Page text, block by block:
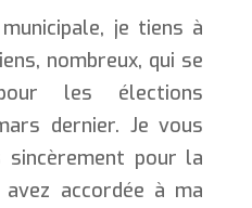
je tiens à
nombreux, qui se
les élections
dernier. Je vous
pour la
accordée à ma